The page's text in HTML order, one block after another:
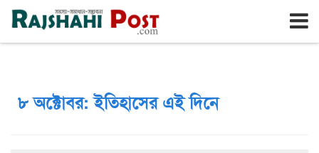
রাজশাহী শুক্রবার, ৭ই আগস্ট ২০২৬, ২৪শে শ্রাবণ ১৪৩৩
৮ অক্টোবর: ইতিহাসের এই দিনে